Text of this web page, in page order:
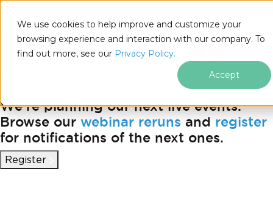
We use cookies to help improve and customize your
browsing experience and interaction with our company. To
find out more, see our Privacy Policy.
Accept
IRONSOFTWARE
Przejdź do treści stopki
We're planning our next live events.
Browse our webinar reruns and register
for notifications of the next ones.
Register